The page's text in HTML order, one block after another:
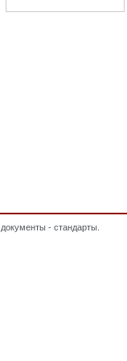
- стандарты.